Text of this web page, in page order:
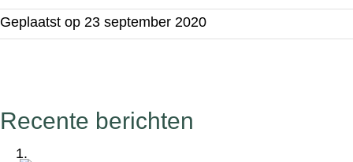
Geplaatst op 23 september 2020
Recente berichten